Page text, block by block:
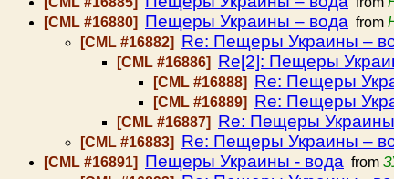
[CML #16880] Пещеры Украины – вода from
[CML #16882] Re: Пещеры Украины –
[CML #16886] Re[2]: Пещеры
[CML #16888] Re: Пещеры
[CML #16889] Re: Пещеры
[CML #16887] Re: Пещеры
[CML #16883] Re: Пещеры Украины –
[CML #16891] Пещеры Украины - вода from